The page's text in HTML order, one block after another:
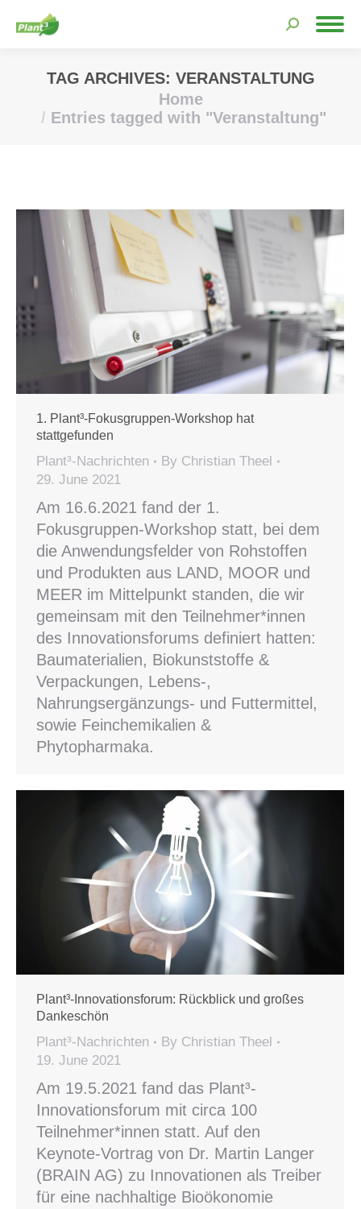
Search:
TAG ARCHIVES: VERANSTALTUNG
Home
Entries tagged with "Veranstaltung"
1. Plant³-Fokusgruppen-Workshop hat
stattgefunden
Plant³-Nachrichten By Christian Theel
29. June 2021
Am 16.6.2021 fand der 1.
Fokusgruppen-Workshop statt, bei dem
die Anwendungsfelder von Rohstoffen
und Produkten aus LAND, MOOR und
MEER im Mittelpunkt standen, die wir
gemeinsam mit den Teilnehmer*innen
des Innovationsforums definiert hatten:
Baumaterialien, Biokunststoffe &
Verpackungen, Lebens-,
Nahrungsergänzungs- und Futtermittel,
sowie Feinchemikalien &
Phytopharmaka.
Plant³-Innovationsforum: Rückblick und großes
Dankeschön
Plant³-Nachrichten By Christian Theel
19. June 2021
Am 19.5.2021 fand das Plant³-
Innovationsforum mit circa 100
Teilnehmer*innen statt. Auf den
Keynote-Vortrag von Dr. Martin Langer
(BRAIN AG) zu Innovationen als Treiber
für eine nachhaltige Bioökonomie